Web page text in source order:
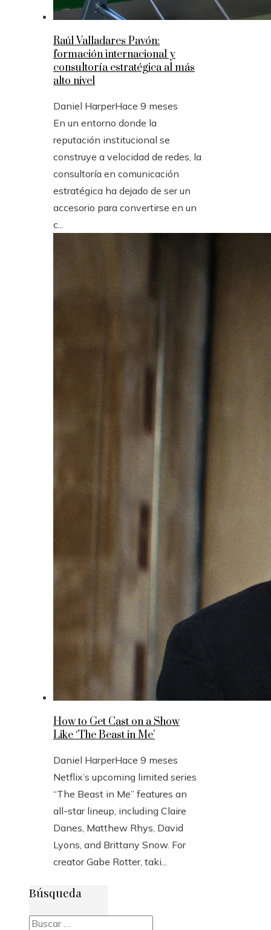
Raúl Valladares Pavón:
formación internacional y
consultoría estratégica al más
alto nivel
Daniel HarperHace 9 meses
En un entorno donde la
reputación institucional se
construye a velocidad de redes, la
consultoría en comunicación
estratégica ha dejado de ser un
accesorio para convertirse en un
c...
How to Get Cast on a Show
Like ‘The Beast in Me’
Daniel HarperHace 9 meses
Netflix’s upcoming limited series
“The Beast in Me” features an
all-star lineup, including Claire
Danes, Matthew Rhys, David
Lyons, and Brittany Snow. For
creator Gabe Rotter, taki...
Búsqueda
Buscar: